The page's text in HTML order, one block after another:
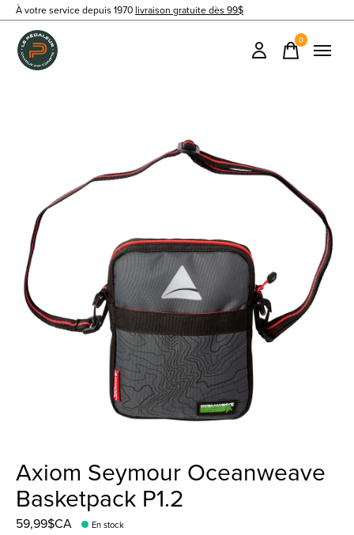
À votre service depuis 1970 livraison gratuite dès 99$
0items
Axiom Seymour Oceanweave
Basketpack P1.2
59,99$CA En stock